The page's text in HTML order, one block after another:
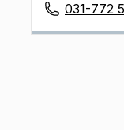
031-772